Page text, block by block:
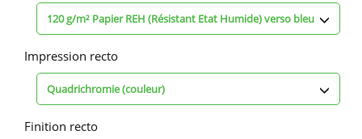
120 g/m² Papier REH (Résistant Etat Humide) verso bleu
Impression recto
Quadrichromie (couleur)
Finition recto